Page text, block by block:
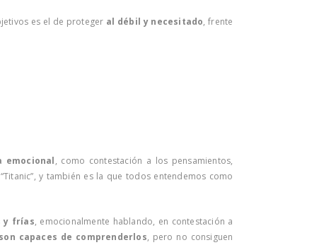
es el de proteger al débil y necesitado, frente
emocional, como contestación a los pensamientos,
y también es la que todos entendemos como
y frías, emocionalmente hablando, en contestación a
son capaces de comprenderlos, pero no consiguen